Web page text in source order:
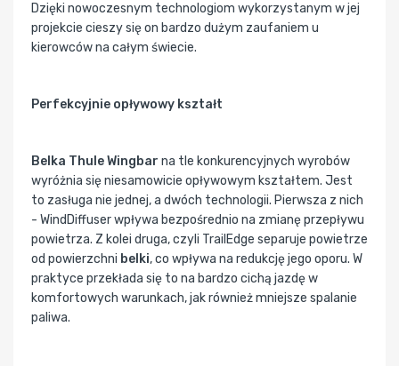
Dzięki nowoczesnym technologiom wykorzystanym w jej
projekcie cieszy się on bardzo dużym zaufaniem u
kierowców na całym świecie.
Perfekcyjnie opływowy kształt
Belka Thule Wingbar na tle konkurencyjnych wyrobów
wyróżnia się niesamowicie opływowym kształtem. Jest
to zasługa nie jednej, a dwóch technologii. Pierwsza z nich
- WindDiffuser wpływa bezpośrednio na zmianę przepływu
powietrza. Z kolei druga, czyli TrailEdge separuje powietrze
od powierzchni belki, co wpływa na redukcję jego oporu. W
praktyce przekłada się to na bardzo cichą jazdę w
komfortowych warunkach, jak również mniejsze spalanie
paliwa.